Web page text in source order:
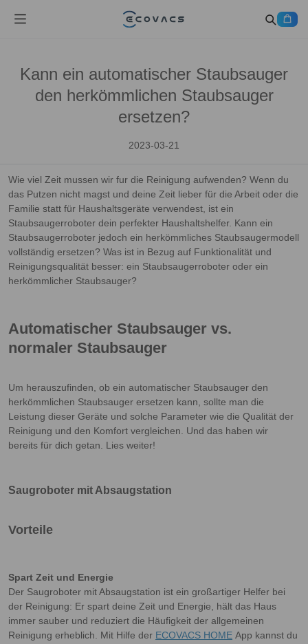
Kann ein automatischer Staubsauger
den herkömmlichen Staubsauger
ersetzen?
2023-03-21
Wie viel Zeit mussen wir fur die Reinigung aufwenden? Wenn du
das Putzen nicht magst und deine Zeit lieber für die Arbeit oder die
Familie statt für Haushaltsgeräte verwendest, ist ein
Staubsaugerroboter dein perfekter Haushaltshelfer. Kann ein
Staubsaugerroboter jedoch ein herkömmliches Staubsaugermodell
vollständig ersetzen? Was ist in Bezug auf Funktionalität und
Reinigungsqualität besser: ein Staubsaugerroboter oder ein
herkömmlicher Staubsauger?
Automatischer Staubsauger vs.
normaler Staubsauger
Um herauszufinden, ob ein automatischer Staubsauger den
herkömmlichen Staubsauger ersetzen kann, sollte man die
Leistung dieser Geräte und solche Parameter wie die Qualität der
Reinigung und den Komfort vergleichen. Und das haben wir
bereits für dich getan. Lies weiter!
Saugroboter mit Absaugstation
Vorteile
Spart Zeit und Energie
Der Saugroboter mit Absaugstation ist ein großartiger Helfer bei
der Reinigung: Er spart deine Zeit und Energie, hält das Haus
immer sauber und reduziert die Häufigkeit der allgemeinen
Reinigung erheblich. Mit Hilfe der ECOVACS HOME App kannst du